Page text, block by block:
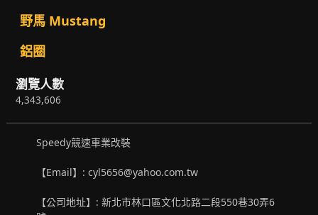
野馬 Mustang
鋁圈
瀏覽人數
4,343,606
Speedy競速車業改裝
【Email】: cyl5656@yahoo.com.tw
【公司地址】: 新北市林口區文化北路二段550巷30弄6